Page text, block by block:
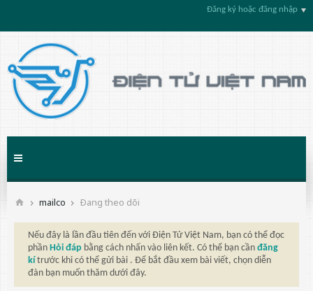
Đăng ký hoặc đăng nhập
mailco Ðang theo dõi
Nếu đây là lần đầu tiên đến với Điện Tử Việt Nam, bạn có thể đọc
phần Hỏi đáp bằng cách nhấn vào liên kết. Có thể bạn cần đăng
kí trước khi có thể gửi bài . Để bắt đầu xem bài viết, chọn diễn
đàn bạn muốn thăm dưới đây.